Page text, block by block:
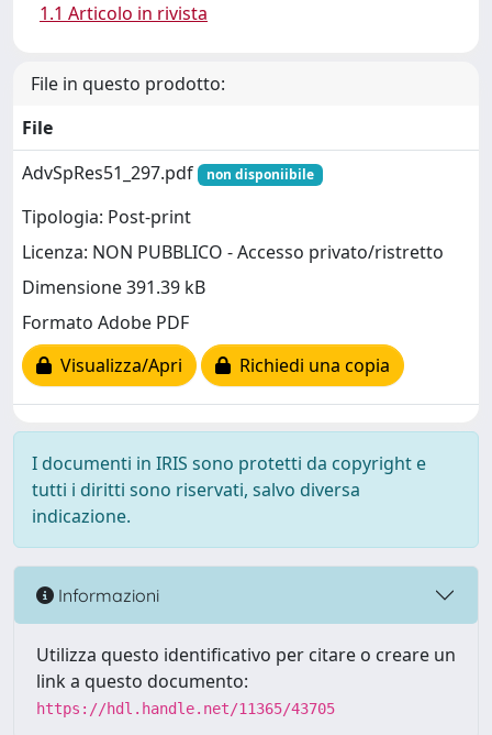
1.1 Articolo in rivista
File in questo prodotto:
File
AdvSpRes51_297.pdf
non disponiibile
Tipologia: Post-print
Licenza: NON PUBBLICO - Accesso privato/ristretto
Dimensione 391.39 kB
Formato Adobe PDF
Visualizza/Apri
Richiedi una copia
I documenti in IRIS sono protetti da copyright e
tutti i diritti sono riservati, salvo diversa
indicazione.
Informazioni
Utilizza questo identificativo per citare o creare un
link a questo documento:
https://hdl.handle.net/11365/43705